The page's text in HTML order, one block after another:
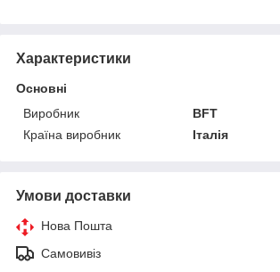
Характеристики
Основні
Виробник
BFT
Країна виробник
Італія
Умови доставки
Нова Пошта
Самовивіз